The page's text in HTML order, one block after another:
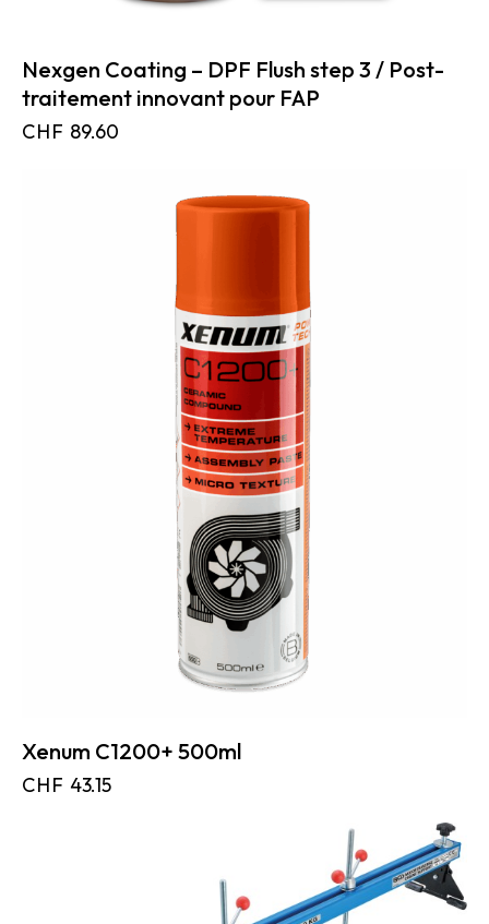
Nexgen Coating – DPF Flush step 3 / Post-
traitement innovant pour FAP
CHF 89.60
Xenum C1200+ 500ml
CHF 43.15